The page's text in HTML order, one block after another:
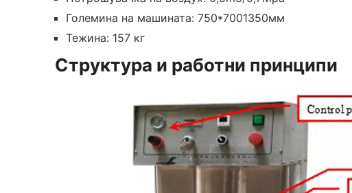
Големина на машината: 750*7001350мм
Тежина: 157 кг
Структура и работни принципи